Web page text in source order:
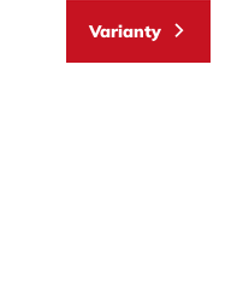
Varianty